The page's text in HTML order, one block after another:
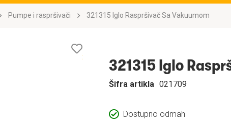
Pumpe i raspršivači 321315 Iglo Raspršivač Sa Vakuumom
želja
321315 Iglo
Dostupno odmah
Šifra artikla 021709